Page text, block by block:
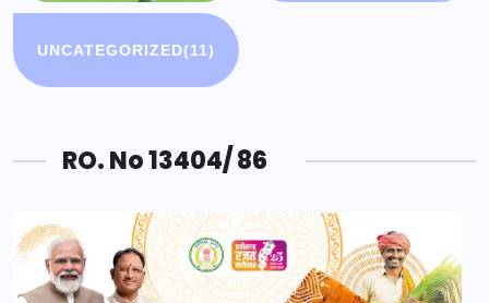
UNCATEGORIZED(11)
RO. No 13404/ 86